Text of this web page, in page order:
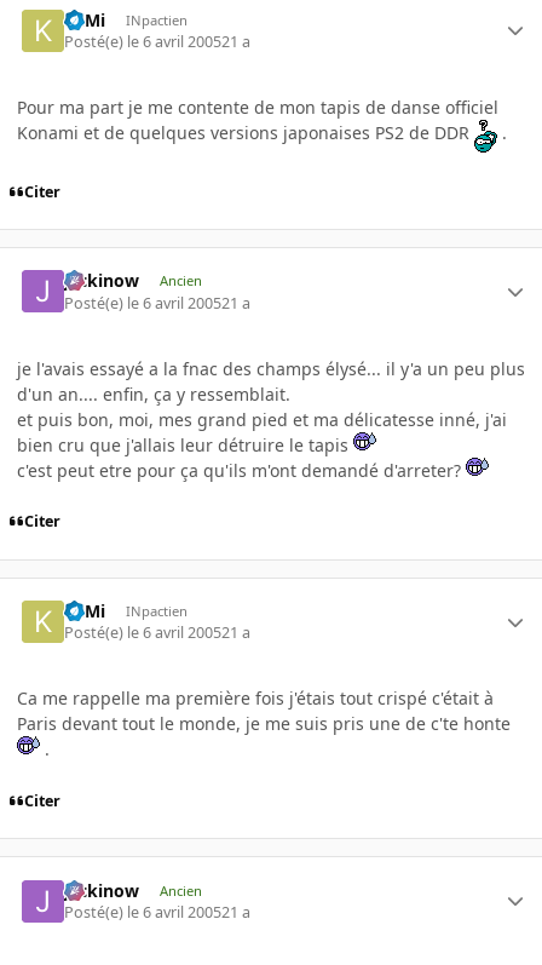
KilMi INpactien
Posté(e) le 6 avril 200521 a
Pour ma part je me contente de mon tapis de danse officiel
Konami et de quelques versions japonaises PS2 de DDR
.
Citer
jackinow Ancien
Posté(e) le 6 avril 200521 a
je l'avais essayé a la fnac des champs élysé... il y'a un peu plus
d'un an.... enfin, ça y ressemblait.
et puis bon, moi, mes grand pied et ma délicatesse inné, j'ai
bien cru que j'allais leur détruire le tapis
c'est peut etre pour ça qu'ils m'ont demandé d'arreter?
Citer
KilMi INpactien
Posté(e) le 6 avril 200521 a
Ca me rappelle ma première fois j'étais tout crispé c'était à
Paris devant tout le monde, je me suis pris une de c'te honte
.
Citer
jackinow Ancien
Posté(e) le 6 avril 200521 a